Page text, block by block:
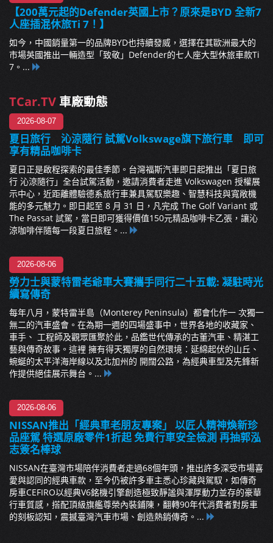
【200萬元起的Defender英國上市？原來是BYD 全新7
人座插混休旅Ti 7！】
如今，中國銷量第一的品牌BYD也持續發威，選擇在其歐洲最大的
市場英國推出一輛造型「致敬」Defender的七人座大型休旅車款Ti
7。...
TCar.TV 車廠動態
2026-08-07
夏日旅行 沁涼隨行 試駕Volkswage旗下旅行車 即可
享有精品咖啡卡
夏日正是啟程探索的最佳季節。台灣福斯汽車即日起推出「夏日旅
行 沁涼隨行」全台試駕活動，邀請消費者走進 Volkswagen 授權展
示中心，近距離體驗德系旅行車兼具駕馭樂趣、智慧科技與寬敞機
能的多元魅力。即日起至 8 月 31 日，凡完成 The Golf Variant 或
The Passat 試駕，當日即可獲得價值150元精品咖啡卡乙張，讓沁
涼咖啡伴隨每一段夏日旅程。...
2026-08-06
勞力士與蒙特雷老爺車大賽攜手同行二十五載: 凝駐時光
續寫傳奇
每年八月，蒙特雷半島（Monterey Peninsula）都會化作一 次獨一
無二的汽車盛會。在為期一週的四場盛事中，世界各地的收藏家、
車手、 工程師及觀眾匯聚於此，品鑑世代傳承的古董汽車、精湛工
藝與傳奇故事。這裡 擁有得天獨厚的自然環境：延綿起伏的山丘、
蜿蜒的太平洋海岸線以及北加州的 開闊公路，為經典車型及先鋒新
作提供絕佳展示舞台。...
2026-08-06
NISSAN推出「經典車老朋友專案」 以匠人精神煥新珍
品座駕 特選原廠零件1折起 免費行車安全檢測 再抽郭泓
志簽名棒球
NISSAN在臺灣市場陪伴消費者走過68個年頭，推出許多深受市場喜
愛與認同的經典車款，至今仍被許多車主悉心珍藏與駕馭，如傳奇
房車CEFIRO以經典V6銘機引擎創造極致靜謐與渾厚動力並存的豪華
行車質感，搭配頂級旗艦尊榮內裝鋪陳，翻轉90年代消費者對房車
的刻板認知，震撼臺灣汽車市場、創造熱銷傳奇。...